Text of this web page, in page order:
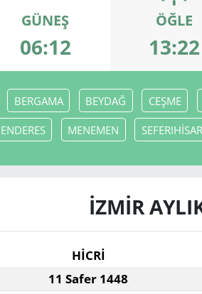
GÜNEŞ
06:12
ÖĞLE
13:22
BERGAMA BEYDAĞ CEŞME
MENEMEN SEFERIHİSAR
İZMİR
HİCRİ
11 Safer 1448